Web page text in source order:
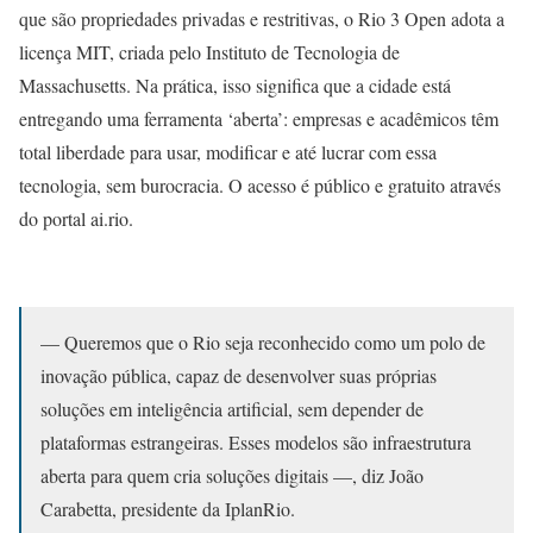
que são propriedades privadas e restritivas, o Rio 3 Open adota a
licença MIT, criada pelo Instituto de Tecnologia de
Massachusetts. Na prática, isso significa que a cidade está
entregando uma ferramenta ‘aberta’: empresas e acadêmicos têm
total liberdade para usar, modificar e até lucrar com essa
tecnologia, sem burocracia. O acesso é público e gratuito através
do portal ai.rio.
— Queremos que o Rio seja reconhecido como um polo de
inovação pública, capaz de desenvolver suas próprias
soluções em inteligência artificial, sem depender de
plataformas estrangeiras. Esses modelos são infraestrutura
aberta para quem cria soluções digitais —, diz João
Carabetta, presidente da IplanRio.